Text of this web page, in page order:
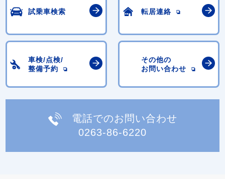
試乗車検索 転居連絡
車検/点検/
整備予約
その他の
お問い合わせ
電話でのお問い合わせ
0263-86-6220